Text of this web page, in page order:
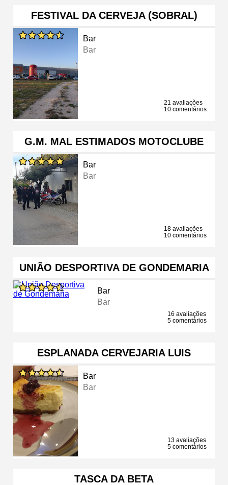
FESTIVAL DA CERVEJA (SOBRAL)
Bar
Bar
21 avaliações
10 comentários
G.M. MAL ESTIMADOS MOTOCLUBE
Bar
Bar
18 avaliações
10 comentários
UNIÃO DESPORTIVA DE GONDEMARIA
Bar
Bar
16 avaliações
5 comentários
ESPLANADA CERVEJARIA LUIS
Bar
Bar
13 avaliações
5 comentários
TASCA DA BETA